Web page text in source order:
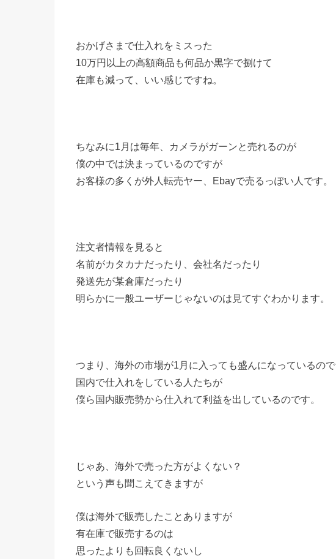
おかげさまで仕入れをミスった
10万円以上の高額商品も何品か黒字で捌けて
在庫も減って、いい感じですね。
ちなみに1月は毎年、カメラがガーンと売れるのが
僕の中では決まっているのですが
お客様の多くが外人転売ヤー、Ebayで売るっぽい人です。
注文者情報を見ると
名前がカタカナだったり、会社名だったり
発送先が某倉庫だったり
明らかに一般ユーザーじゃないのは見てすぐわかります。
つまり、海外の市場が1月に入っても盛んになっているので
国内で仕入れをしている人たちが
僕ら国内販売勢から仕入れて利益を出しているのです。
じゃあ、海外で売った方がよくない？
という声も聞こえてきますが
僕は海外で販売したことありますが
有在庫で販売するのは
思ったよりも回転良くないし